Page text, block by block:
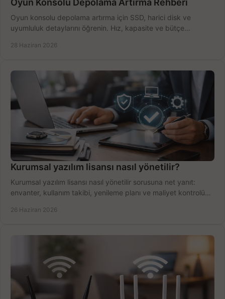
Oyun Konsolu Depolama Artırma Rehberi
Oyun konsolu depolama artırma için SSD, harici disk ve
uyumluluk detaylarını öğrenin. Hız, kapasite ve bütçe
28 Haziran 2026
Kurumsal yazılım lisansı nasıl yönetilir?
Kurumsal yazılım lisansı nasıl yönetilir sorusuna net yanıt:
envanter, kullanım takibi, yenileme planı ve maliyet kontrolü
26 Haziran 2026